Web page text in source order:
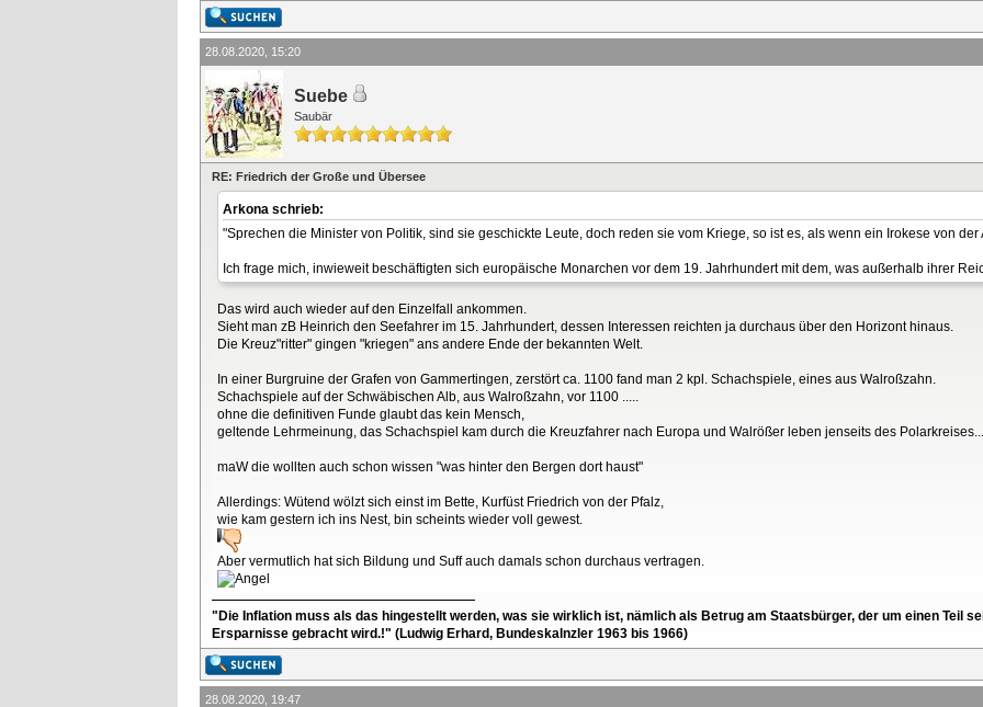
28.08.2020, 15:20
Suebe
Saubär
RE: Friedrich der Große und Übersee
Arkona schrieb:
"Sprechen die Minister von Politik, sind sie geschickte Leute, doch reden sie vom Kriege, so ist es, als wenn ein Irokese von der
Ich frage mich, inwieweit beschäftigten sich europäische Monarchen vor dem 19. Jahrhundert mit dem, was außerhalb ihrer
Das wird auch wieder auf den Einzelfall ankommen.
Sieht man zB Heinrich den Seefahrer im 15. Jahrhundert, dessen Interessen reichten ja durchaus über den Horizont hinaus.
Die Kreuz"ritter" gingen "kriegen" ans andere Ende der bekannten Welt.
In einer Burgruine der Grafen von Gammertingen, zerstört ca. 1100 fand man 2 kpl. Schachspiele, eines aus Walroßzahn.
Schachspiele auf der Schwäbischen Alb, aus Walroßzahn, vor 1100 .....
ohne die definitiven Funde glaubt das kein Mensch,
geltende Lehrmeinung, das Schachspiel kam durch die Kreuzfahrer nach Europa und Walrößer leben jenseits des
maW die wollten auch schon wissen "was hinter den Bergen dort haust"
Allerdings: Wütend wölzt sich einst im Bette, Kurfüst Friedrich von der Pfalz,
wie kam gestern ich ins Nest, bin scheints wieder voll gewest.
Aber vermutlich hat sich Bildung und Suff auch damals schon durchaus vertragen.
"Die Inflation muss als das hingestellt werden, was sie wirklich ist, nämlich als Betrug am Staatsbürger, der um einen Teil
Ersparnisse gebracht wird.!" (Ludwig Erhard, Bundeskalnzler 1963 bis 1966)
28.08.2020, 19:47